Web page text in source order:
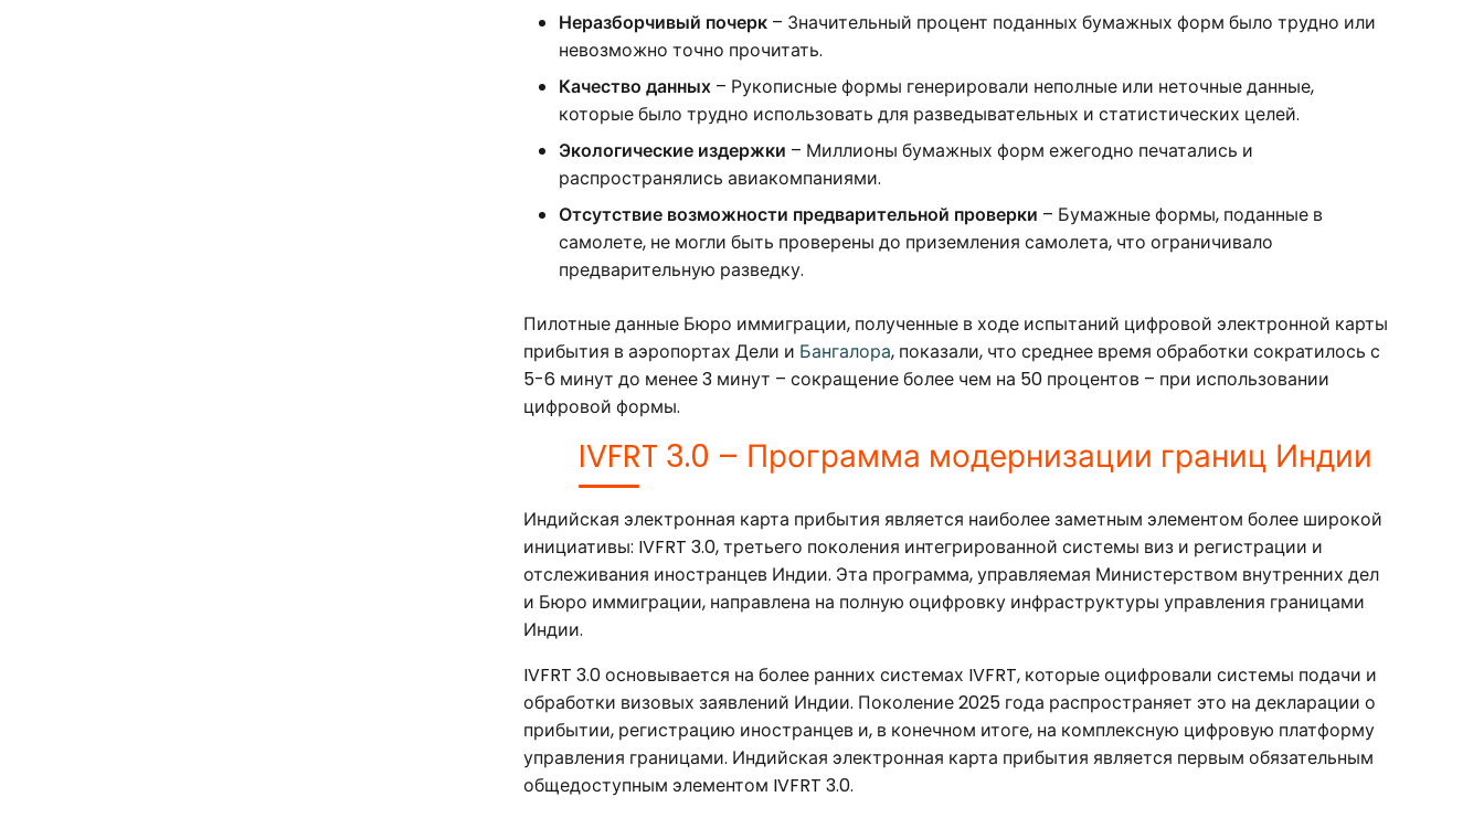
Неразборчивый почерк – Значительный процент поданных бумажных форм было трудно или
невозможно точно прочитать.
Качество данных – Рукописные формы генерировали неполные или неточные данные,
которые было трудно использовать для разведывательных и статистических целей.
Экологические издержки – Миллионы бумажных форм ежегодно печатались и
распространялись авиакомпаниями.
Отсутствие возможности предварительной проверки – Бумажные формы, поданные в
самолете, не могли быть проверены до приземления самолета, что ограничивало
предварительную разведку.
Пилотные данные Бюро иммиграции, полученные в ходе испытаний цифровой электронной карты
прибытия в аэропортах Дели и Бангалора, показали, что среднее время обработки сократилось с
5-6 минут до менее 3 минут – сокращение более чем на 50 процентов – при использовании
цифровой формы.
IVFRT 3.0 – Программа модернизации границ Индии
Индийская электронная карта прибытия является наиболее заметным элементом более широкой
инициативы: IVFRT 3.0, третьего поколения интегрированной системы виз и регистрации и
отслеживания иностранцев Индии. Эта программа, управляемая Министерством внутренних дел
и Бюро иммиграции, направлена на полную оцифровку инфраструктуры управления границами
Индии.
IVFRT 3.0 основывается на более ранних системах IVFRT, которые оцифровали системы подачи и
обработки визовых заявлений Индии. Поколение 2025 года распространяет это на декларации о
прибытии, регистрацию иностранцев и, в конечном итоге, на комплексную цифровую платформу
управления границами. Индийская электронная карта прибытия является первым обязательным
общедоступным элементом IVFRT 3.0.